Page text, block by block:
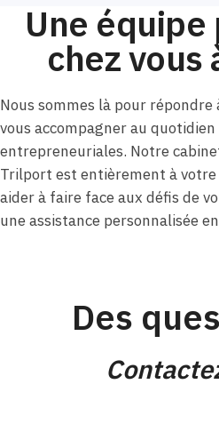
Une équipe
chez vous
Nous sommes là pour
vous accompagner au
entrepreneuriales. Notre
Trilport est entièrement à
aider à faire face aux défis de
une assistance personnalisée
Des